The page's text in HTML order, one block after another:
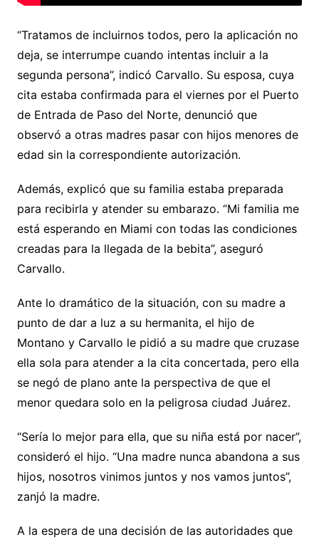
“Tratamos de incluirnos todos, pero la aplicación no
deja, se interrumpe cuando intentas incluir a la
segunda persona”, indicó Carvallo. Su esposa, cuya
cita estaba confirmada para el viernes por el Puerto
de Entrada de Paso del Norte, denunció que
observó a otras madres pasar con hijos menores de
edad sin la correspondiente autorización.
Además, explicó que su familia estaba preparada
para recibirla y atender su embarazo. “Mi familia me
está esperando en Miami con todas las condiciones
creadas para la llegada de la bebita”, aseguró
Carvallo.
Ante lo dramático de la situación, con su madre a
punto de dar a luz a su hermanita, el hijo de
Montano y Carvallo le pidió a su madre que cruzase
ella sola para atender a la cita concertada, pero ella
se negó de plano ante la perspectiva de que el
menor quedara solo en la peligrosa ciudad Juárez.
“Sería lo mejor para ella, que su niña está por nacer”,
consideró el hijo. “Una madre nunca abandona a sus
hijos, nosotros vinimos juntos y nos vamos juntos”,
zanjó la madre.
A la espera de una decisión de las autoridades que